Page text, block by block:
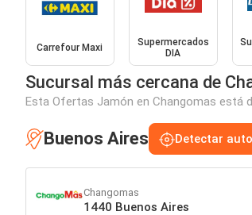
Carrefour Maxi
Supermercados
DIA
Sucursal más cercana de
Esta Ofertas Jamón en Changomas está
Buenos Aires Detectar
Changomas
1440 Buenos Aires